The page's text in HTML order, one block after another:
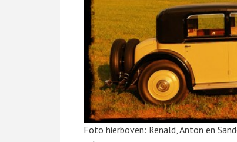
Foto hierboven: Renald, Anton en